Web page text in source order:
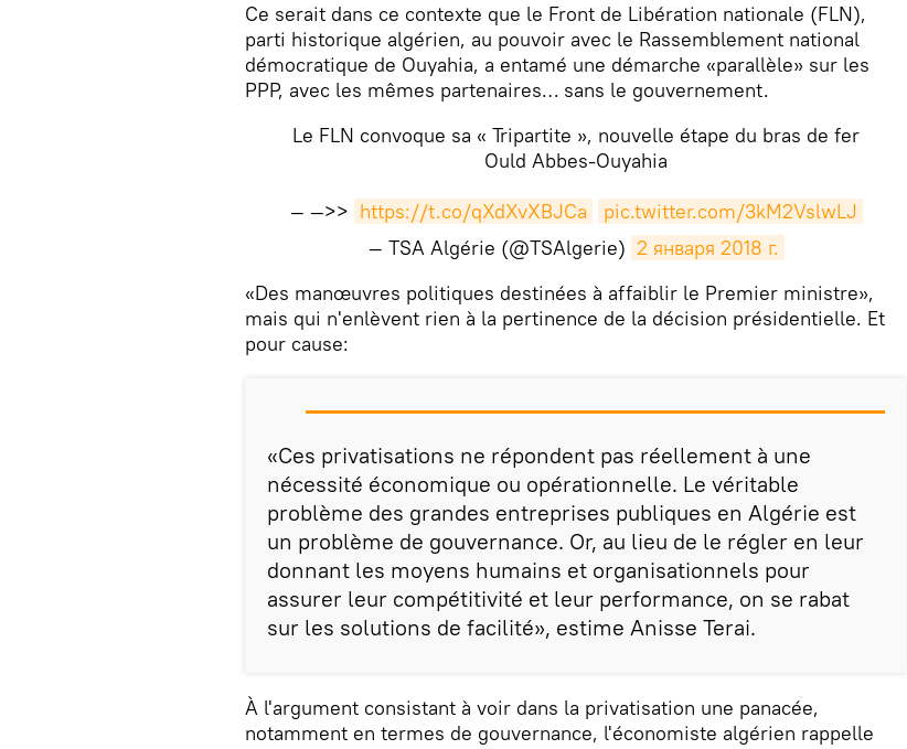
Ce serait dans ce contexte que le Front de Libération nationale (FLN),
parti historique algérien, au pouvoir avec le Rassemblement national
démocratique de Ouyahia, a entamé une démarche «parallèle» sur les
PPP, avec les mêmes partenaires… sans le gouvernement.
Le FLN convoque sa « Tripartite », nouvelle étape du bras de fer
Ould Abbes-Ouyahia
— —>> https://t.co/qXdXvXBJCa
pic.twitter.com/3kM2VslwLJ
— TSA Algérie (@TSAlgerie) 2 января 2018 г.
​«Des manœuvres politiques destinées à affaiblir le Premier ministre»,
mais qui n'enlèvent rien à la pertinence de la décision présidentielle. Et
pour cause:
«Ces privatisations ne répondent pas réellement à une
nécessité économique ou opérationnelle. Le véritable
problème des grandes entreprises publiques en Algérie est
un problème de gouvernance. Or, au lieu de le régler en leur
donnant les moyens humains et organisationnels pour
assurer leur compétitivité et leur performance, on se rabat
sur les solutions de facilité», estime Anisse Terai.
À l'argument consistant à voir dans la privatisation une panacée,
notamment en termes de gouvernance, l'économiste algérien rappelle